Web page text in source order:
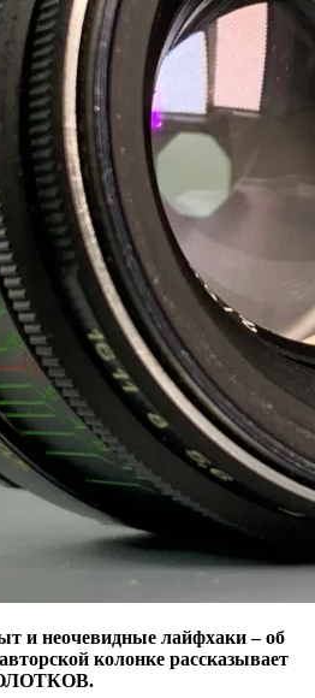
и неочевидные лайфхаки – об
колонке рассказывает